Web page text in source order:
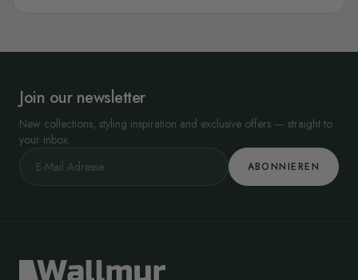
Join our newsletter
New collections, styling inspiration and exclusive offers — straight to
your inbox.
ABONNIEREN